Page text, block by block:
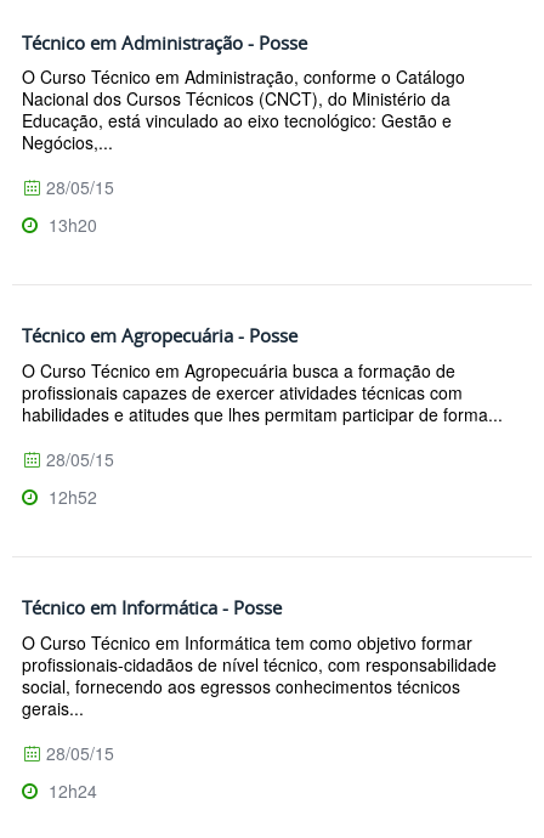
Técnico em Administração - Posse
O Curso Técnico em Administração, conforme o Catálogo
Nacional dos Cursos Técnicos (CNCT), do Ministério da
Educação, está vinculado ao eixo tecnológico: Gestão e
Negócios,...
28/05/15
13h20
Técnico em Agropecuária - Posse
O Curso Técnico em Agropecuária busca a formação de
profissionais capazes de exercer atividades técnicas com
habilidades e atitudes que lhes permitam participar de forma...
28/05/15
12h52
Técnico em Informática - Posse
O Curso Técnico em Informática tem como objetivo formar
profissionais-cidadãos de nível técnico, com responsabilidade
social, fornecendo aos egressos conhecimentos técnicos
gerais...
28/05/15
12h24